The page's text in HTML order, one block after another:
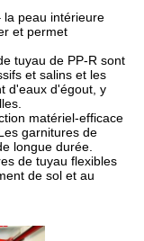
peau intérieure
et permet
tuyau de PP-R sont
et salins et les
d'eaux d'égout, y
matériel-efficace
garnitures de
longue durée.
de tuyau flexibles
de sol et au